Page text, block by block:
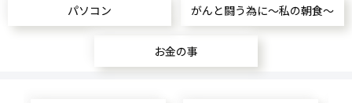
パソコン がんと闘う為に～私の朝食～
お金の事